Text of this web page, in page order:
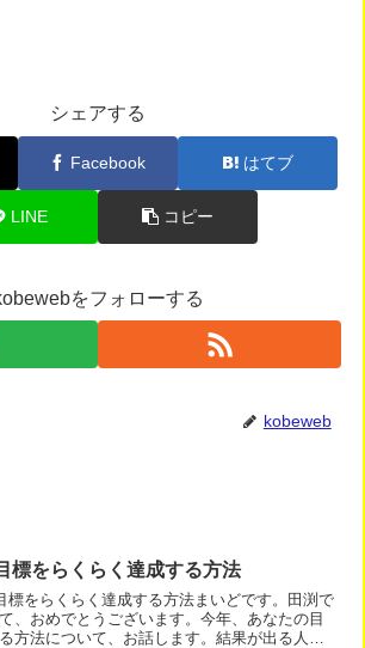
シェアする
Facebook はてブ
LINE コピー
をフォローする
kobeweb
標をらくらく達成する方法
をらくらく達成する方法まいどです。田渕で
、おめでとうございます。今年、あなたの目
方法について、お話します。結果が出る人